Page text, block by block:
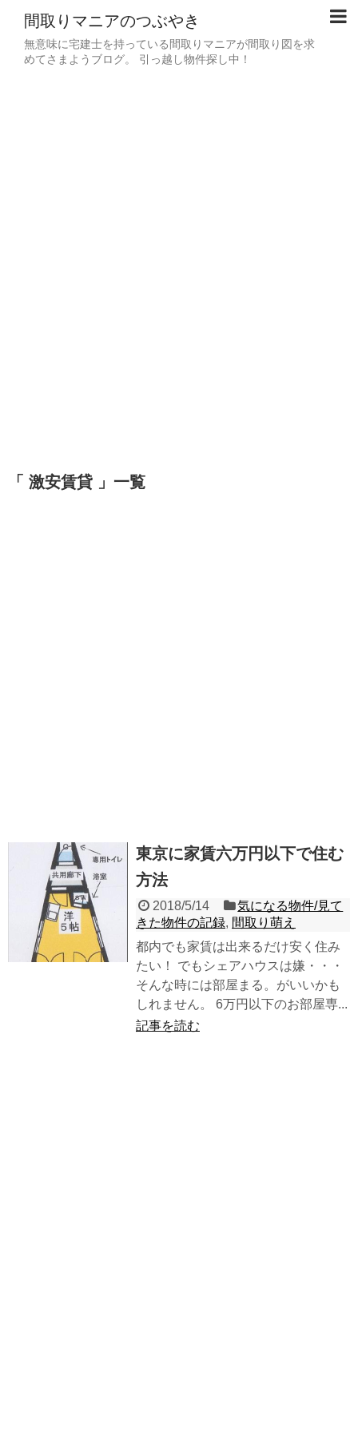
間取りマニアのつぶやき
無意味に宅建士を持っている間取りマニアが間取り図を求
めてさまようブログ。 引っ越し物件探し中！
「 激安賃貸 」一覧
東京に家賃六万円以下で住む
方法
2018/5/14
気になる物件/見て
きた物件の記録, 間取り萌え
都内でも家賃は出来るだけ安く住み
たい！ でもシェアハウスは嫌・・・
そんな時には部屋まる。がいいかも
しれません。 6万円以下のお部屋専...
記事を読む